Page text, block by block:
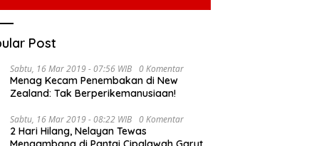
Post
Sabtu, 16 Mar 2019 - 07:56 WIB 0 Komentar
Menag Kecam Penembakan di New
Zealand: Tak Berperikemanusiaan!
Sabtu, 16 Mar 2019 - 08:22 WIB 0 Komentar
2 Hari Hilang, Nelayan Tewas